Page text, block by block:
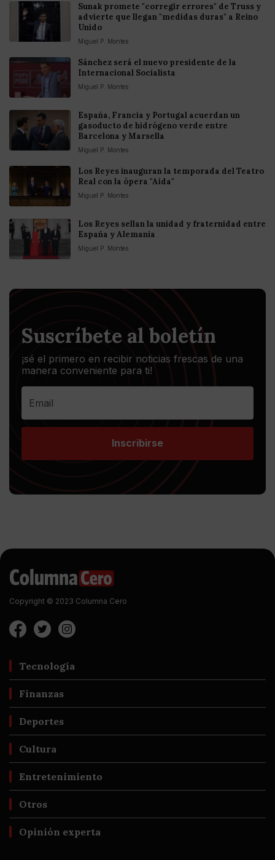
Sunak promete "corregir errores" de Truss y
advierte que llegan "medidas duras" a Reino
Unido
Miguel P. Montes
Sánchez será el nuevo presidente de la
Internacional Socialista
Miguel P. Montes
España, Francia y Portugal acuerdan un
gasoducto de hidrógeno verde entre
Barcelona y Marsella
Miguel P. Montes
Los Reyes inauguran la temporada del Teatro
Real con la ópera "Aída"
Miguel P. Montes
Los Reyes sellan la unidad y fraternidad entre
España y Alemania
Miguel P. Montes
Suscríbete al boletín
¡sé el primero en recibir noticias frescas de una
manera conveniente para ti!
Inscribirse
Copyright © 2023 Columna Cero
Tecnología
Finanzas
Deportes
Cultura
Entretenimiento
Otros
Opinión experta